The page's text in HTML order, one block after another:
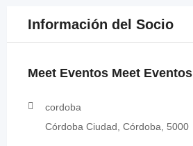
Información del Socio
Meet Eventos Meet Eventos
cordoba
Córdoba Ciudad, Córdoba, 5000